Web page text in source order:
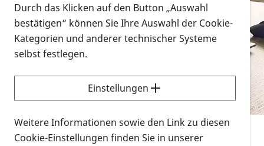
Vorlesen
Alle Infomaterialien in verschiedenen
Formaten an einem Ort
Sie möchten wissen, wie Sie nach Infonmaterial
suchen und dieses bestellen bzw. herunterladen
können? Schauen Sie sich dieErklärvideos zum
Thema Infomaterial auf der PRO RETINA-Website
für blinde und sehbehinderte Menschen an.
Durch das Klicken auf den Button „Auswahl
bestätigen“ können Sie Ihre Auswahl der Cookie-
Kategorien und anderer technischer Systeme
selbst festlegen.
Einstellungen
Weitere Informationen sowie den Link zu diesen
Cookie-Einstellungen finden Sie in unserer